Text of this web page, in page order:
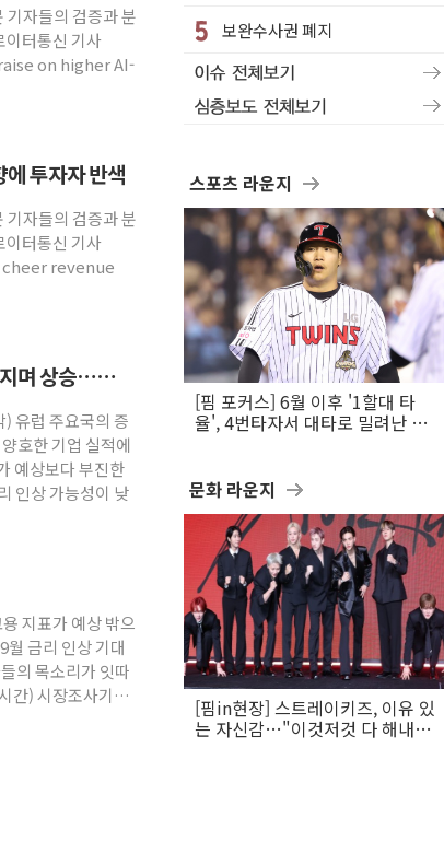
끌'
집중 완화 전환점"
기자들의 검증과 분
이터통신 기사
on higher AI-
투자자 반색
기자들의 검증과 분
이터통신 기사
revenue
며 상승…
유럽 주요국의 증
호한 기업 실적에
예상보다 부진한
인상 가능성이 낮
지표가 예상 밖으
금리 인상 기대
의 목소리가 잇따
간) 시장조사기관
보완수사권 폐지
스포츠 라운지
[핌 포커스] 6월 이후 '1할대 타
율', 4번타자서 대타로 밀려난 LG
문화 라운지
[핌in현장] 스트레이키즈, 이유 있
는 자신감…"이것저것 다 해내는